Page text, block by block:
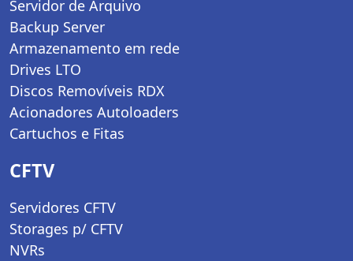
Servidor de Arquivo
Backup Server
Armazenamento em rede
Drives LTO
Discos Removíveis RDX
Acionadores Autoloaders
Cartuchos e Fitas
CFTV
Servidores CFTV
Storages p/ CFTV
NVRs